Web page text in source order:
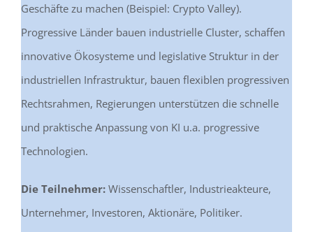
Geschäfte zu machen (Beispiel: Crypto Valley).
Progressive Länder bauen industrielle Cluster, schaffen
innovative Ökosysteme und legislative Struktur in der
industriellen Infrastruktur, bauen flexiblen progressiven
Rechtsrahmen, Regierungen unterstützen die schnelle
und praktische Anpassung von KI u.a. progressive
Technologien.
Die Teilnehmer:Wissenschaftler, Industrieakteure,
Unternehmer, Investoren, Aktionäre, Politiker.